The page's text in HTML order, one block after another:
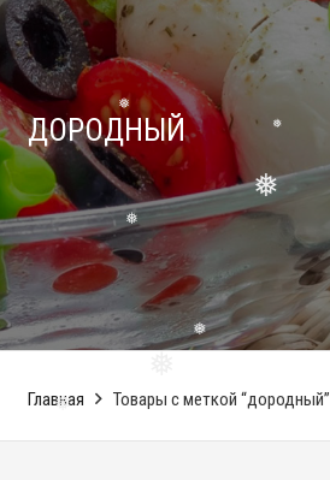
❅
❅
❅
❅
❅
❅
❅
ДОРОДНЫЙ
Главная Товары с меткой “дородный”